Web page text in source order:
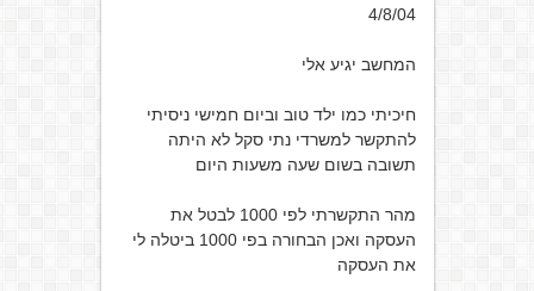
4/8/04
המחשב יגיע אלי
חיכיתי כמו ילד טוב וביום חמישי ניסיתי
להתקשר למשרדי נתי סקל לא היתה
תשובה בשום שעה משעות היום
מהר התקשרתי לפי 1000 לבטל את
העסקה ואכן הבחורה בפי 1000 ביטלה לי
את העסקה